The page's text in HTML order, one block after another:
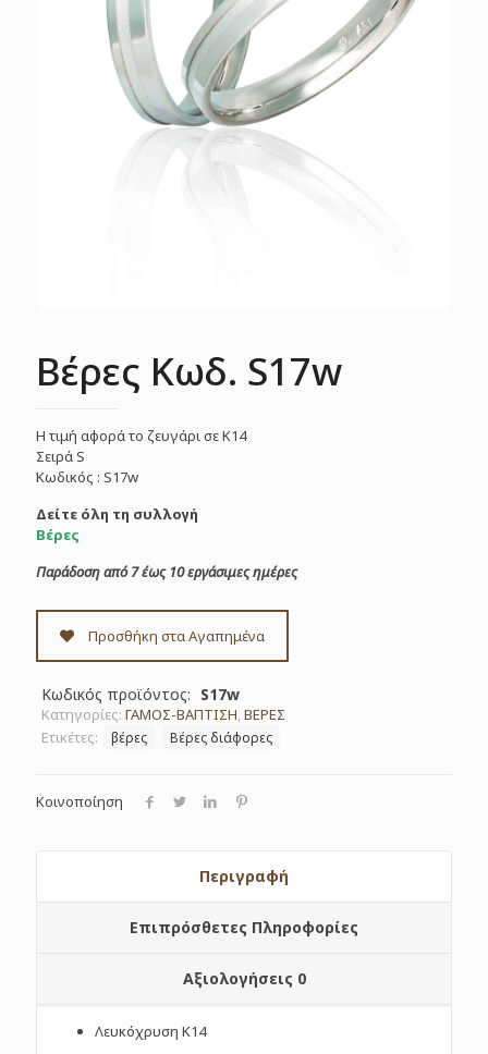
Βέρες Κωδ. S17w
Η τιμή αφορά το ζευγάρι σε Κ14
Σειρά S
Κωδικός : S17w
Δείτε όλη τη συλλογή
Βέρες
Παράδοση από 7 έως 10 εργάσιμες ημέρες
Προσθήκη στα Αγαπημένα
Κωδικός προϊόντος: S17w
Κατηγορίες: ΓΑΜΟΣ-ΒΑΠΤΙΣΗ,ΒΕΡΕΣ
Ετικέτες:
βέρες Βέρες διάφορες
Κοινοποίηση
Περιγραφή
Επιπρόσθετες Πληροφορίες
Αξιολογήσεις 0
Λευκόχρυση Κ14